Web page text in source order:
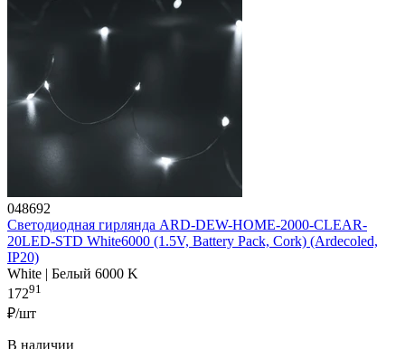
048692
Светодиодная гирлянда ARD-DEW-HOME-2000-CLEAR-
20LED-STD White6000 (1.5V, Battery Pack, Cork) (Ardecoled,
IP20)
White | Белый 6000 K
17291
₽/шт
В наличии